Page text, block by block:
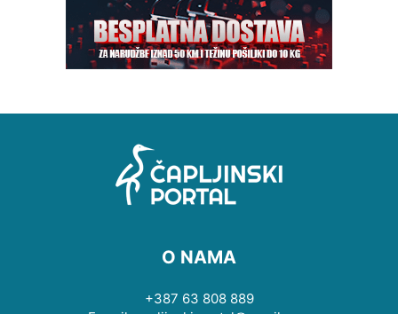
O NAMA
+387 63 808 889